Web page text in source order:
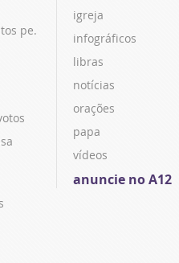
pe.
igreja
infográficos
libras
notícias
orações
papa
vídeos
anuncie no A12